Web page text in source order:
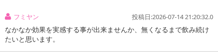
フミヤン 投稿日:2026-07-14 21:20:32.0
なかなか効果を実感する事が出来ませんか、無くなるまで飲み続け
たいと思います。